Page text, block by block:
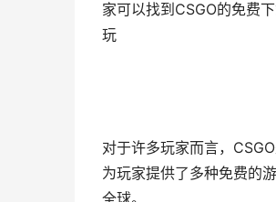
家可以找到CSGO的免费
玩
对于许多玩家而言，
为玩家提供了多种免费的